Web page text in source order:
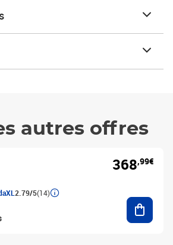
autres offres
2.79/5(14)
368,99€